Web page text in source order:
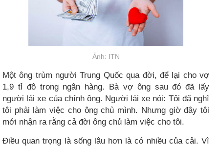
Ảnh: ITN
Một ông trùm người Trung Quốc qua đời, để lại cho vợ
1,9 tỉ đô trong ngân hàng. Bà vợ ông sau đó đã lấy
người lái xe của chính ông. Người lái xe nói: Tôi đã nghĩ
tôi phải làm việc cho ông chủ mình. Nhưng giờ đây tôi
mới nhận ra rằng cả đời ông chủ làm việc cho tôi.
Điều quan trọng là sống lâu hơn là có nhiều của cải. Vì